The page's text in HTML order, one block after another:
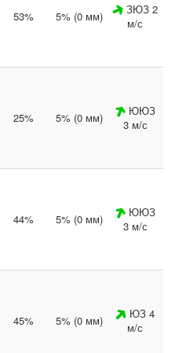
53% 5% (0 мм)
ЗЮЗ 2
м/с
25% 5% (0 мм)
ЮЮЗ
3 м/с
44% 5% (0 мм)
ЮЮЗ
3 м/с
45% 5% (0 мм)
ЮЗ 4
м/с